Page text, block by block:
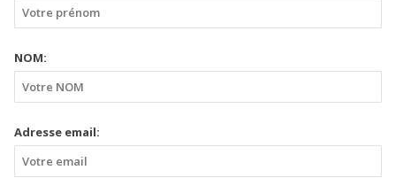
NOM:
Adresse email: